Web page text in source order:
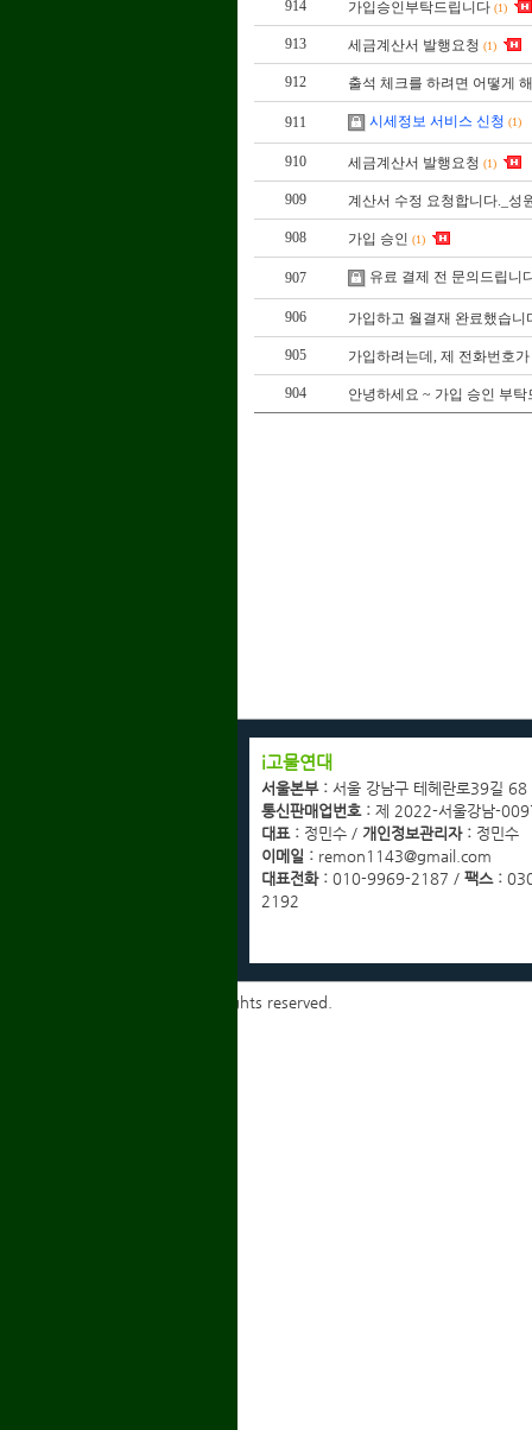
914 가입승인부탁드립니다 (1)
913 세금계산서 발행요청 (1)
912 출석 체크를 하려면 어떻게
911 시세정보 서비스 신청 (1)
910 세금계산서 발행요청 (1)
909 계산서 수정 요청합니다._성
908 가입 승인 (1)
907 유료 결제 전 문의드립니
906 가입하고 월결재 완료했습니
905 가입하려는데, 제 전화번호
904 안녕하세요 ~ 가입 승인 부탁
i고물연대
서울본부 : 서울 강남구 테헤란로39길 68
통신판매업번호 : 제 2022-서울강남-
대표 : 정민수 / 개인정보관리자 : 정민수
이메일 : remon1143@gmail.com
대표전화 : 010-9969-2187 / 팩스 :
2192
Copyrights ⓒ 2014 igmyd. All rights reserved.